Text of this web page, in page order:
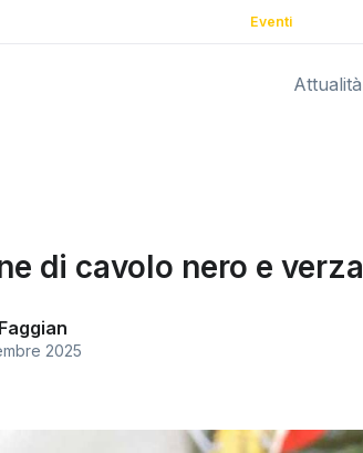
Eventi
Attualità
di cavolo nero e verza
2025